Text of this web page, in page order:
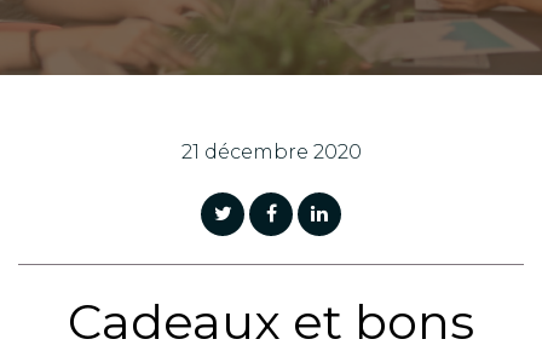
21 décembre 2020
Cadeaux et bons